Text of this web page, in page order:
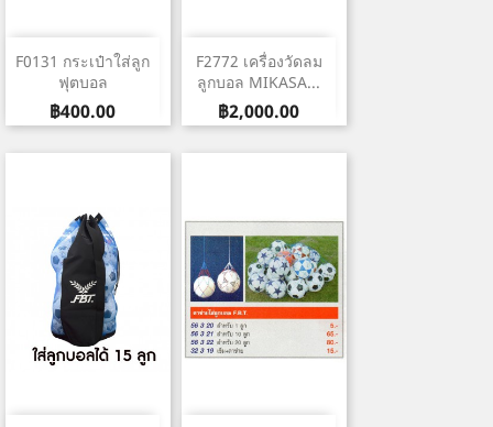
F0131 กระเป๋าใส่ลูก
ฟุตบอล
ราคา
฿400.00
F2772 เครื่องวัดลม
ลูกบอล MIKASA...
ราคา
฿2,000.00